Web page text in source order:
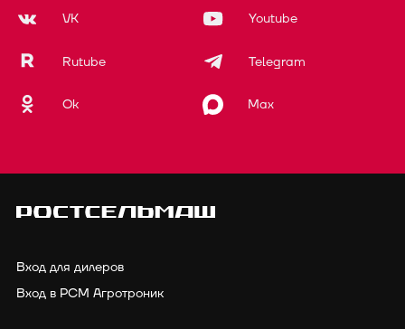
VK Youtube
Rutube Telegram
Ok Max
Вход для дилеров
Вход в РСМ Агротроник